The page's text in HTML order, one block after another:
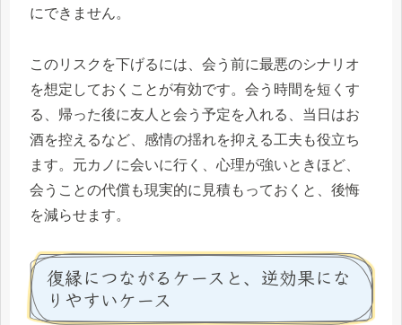
にできません。
このリスクを下げるには、会う前に最悪のシナリオ
を想定しておくことが有効です。会う時間を短くす
る、帰った後に友人と会う予定を入れる、当日はお
酒を控えるなど、感情の揺れを抑える工夫も役立ち
ます。元カノに会いに行く、心理が強いときほど、
会うことの代償も現実的に見積もっておくと、後悔
を減らせます。
復縁につながるケースと、逆効果にな
りやすいケース